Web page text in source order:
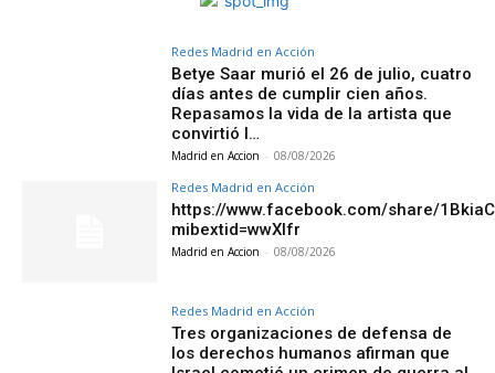
Redes Madrid en Acción
Betye Saar murió el 26 de julio, cuatro
días antes de cumplir cien años.
Repasamos la vida de la artista que
convirtió l…
Madrid en Accion - 08/08/2026
Redes Madrid en Acción
https://www.facebook.com/share/
mibextid=wwXIfr
Madrid en Accion - 08/08/2026
Redes Madrid en Acción
Tres organizaciones de defensa de
los derechos humanos afirman que